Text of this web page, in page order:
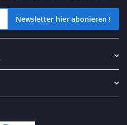
Newsletter hier abonieren !